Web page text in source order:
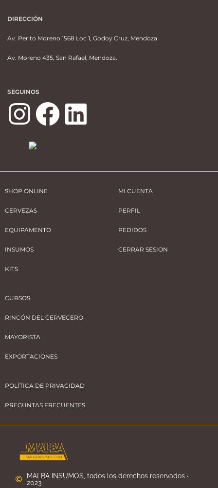
DIRECCIÓN
Av. Perito Moreno 1568 Loc 1, Godoy Cruz, Mendoza
Av. Moreno 435, San Rafael, Mendoza.
SEGUINOS
SHOP ONLINE
CERVEZAS
EQUIPAMENTO
INSUMOS
KITS
MI CUENTA
PERFIL
PEDIDOS
CERRAR SESION
CURSOS
RINCÓN DEL CERVECERO
MAYORISTA
EXPORTACIONES
POLÍTICA DE PRIVACIDAD
PREGUNTAS FRECUENTES
MALBA INSUMOS, todos los derechos reservados ·
2023